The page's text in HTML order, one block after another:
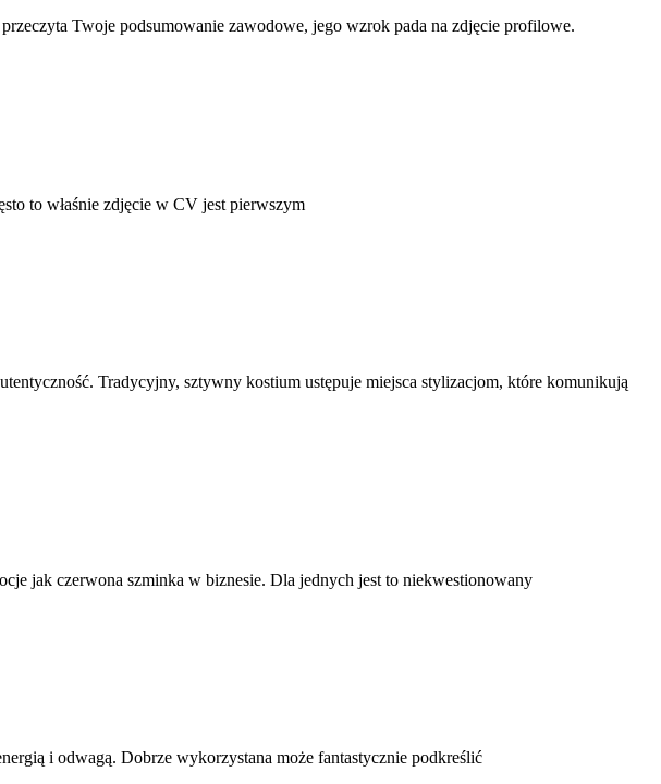
Twoje podsumowanie zawodowe, jego wzrok pada na zdjęcie profilowe.
to właśnie zdjęcie w CV jest pierwszym
Tradycyjny, sztywny kostium ustępuje miejsca stylizacjom, które komunikują
jak czerwona szminka w biznesie. Dla jednych jest to niekwestionowany
i odwagą. Dobrze wykorzystana może fantastycznie podkreślić